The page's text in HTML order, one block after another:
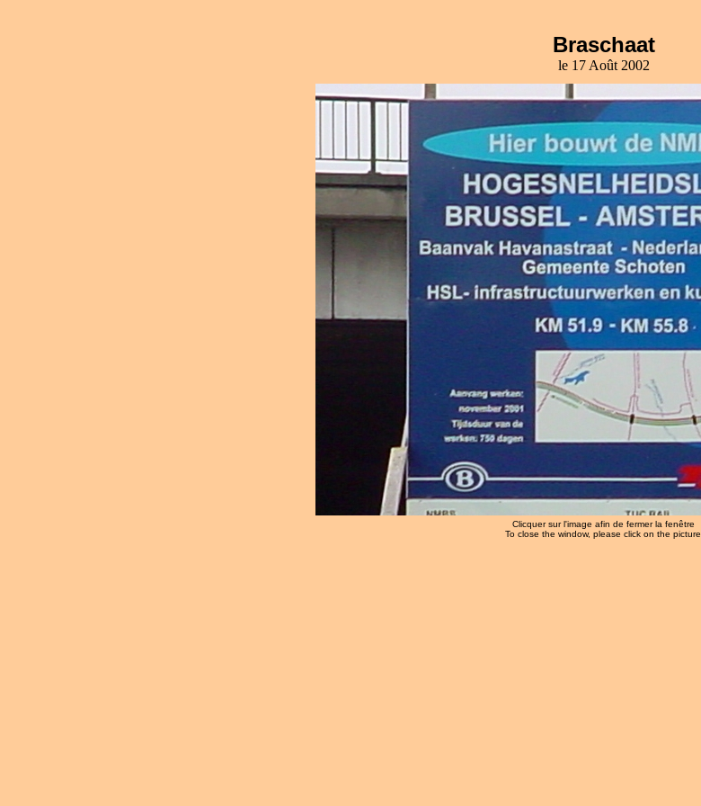
Braschaat
le 17 Août 2002
Clicquer sur l'image afin de fermer la fenêtre
To close the window, please click on the picture